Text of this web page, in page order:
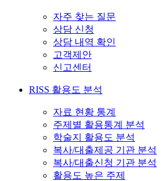
자주 찾는 질문
상담 신청
상담 내역 확인
고객제안
신고센터
RISS 활용도 분석
자료 현황 통계
주제별 활용통계 분석
학술지 활용도 분석
복사/대출제공 기관 분석
복사/대출신청 기관 분석
활용도 높은 주제